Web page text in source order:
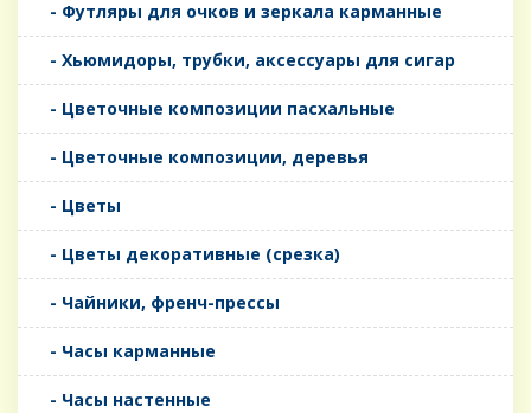
- Футляры для очков и зеркала карманные
- Хьюмидоры, трубки, аксессуары для сигар
- Цветочные композиции пасхальные
- Цветочные композиции, деревья
- Цветы
- Цветы декоративные (срезка)
- Чайники, френч-прессы
- Часы карманные
- Часы настенные